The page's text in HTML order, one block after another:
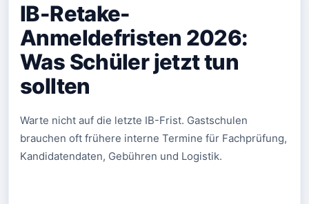
IB-Retake-
Anmeldefristen 2026:
Was Schüler jetzt tun
sollten
Warte nicht auf die letzte IB-Frist. Gastschulen
brauchen oft frühere interne Termine für Fachprüfung,
Kandidatendaten, Gebühren und Logistik.